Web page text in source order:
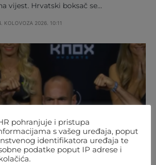
vijest. Hrvatski boksač se…
KOLOVOZA 2026. 10:11
pohranjuje i pristupa
s vašeg uređaja, poput
identifikatora uređaja te
podatke poput IP adrese i